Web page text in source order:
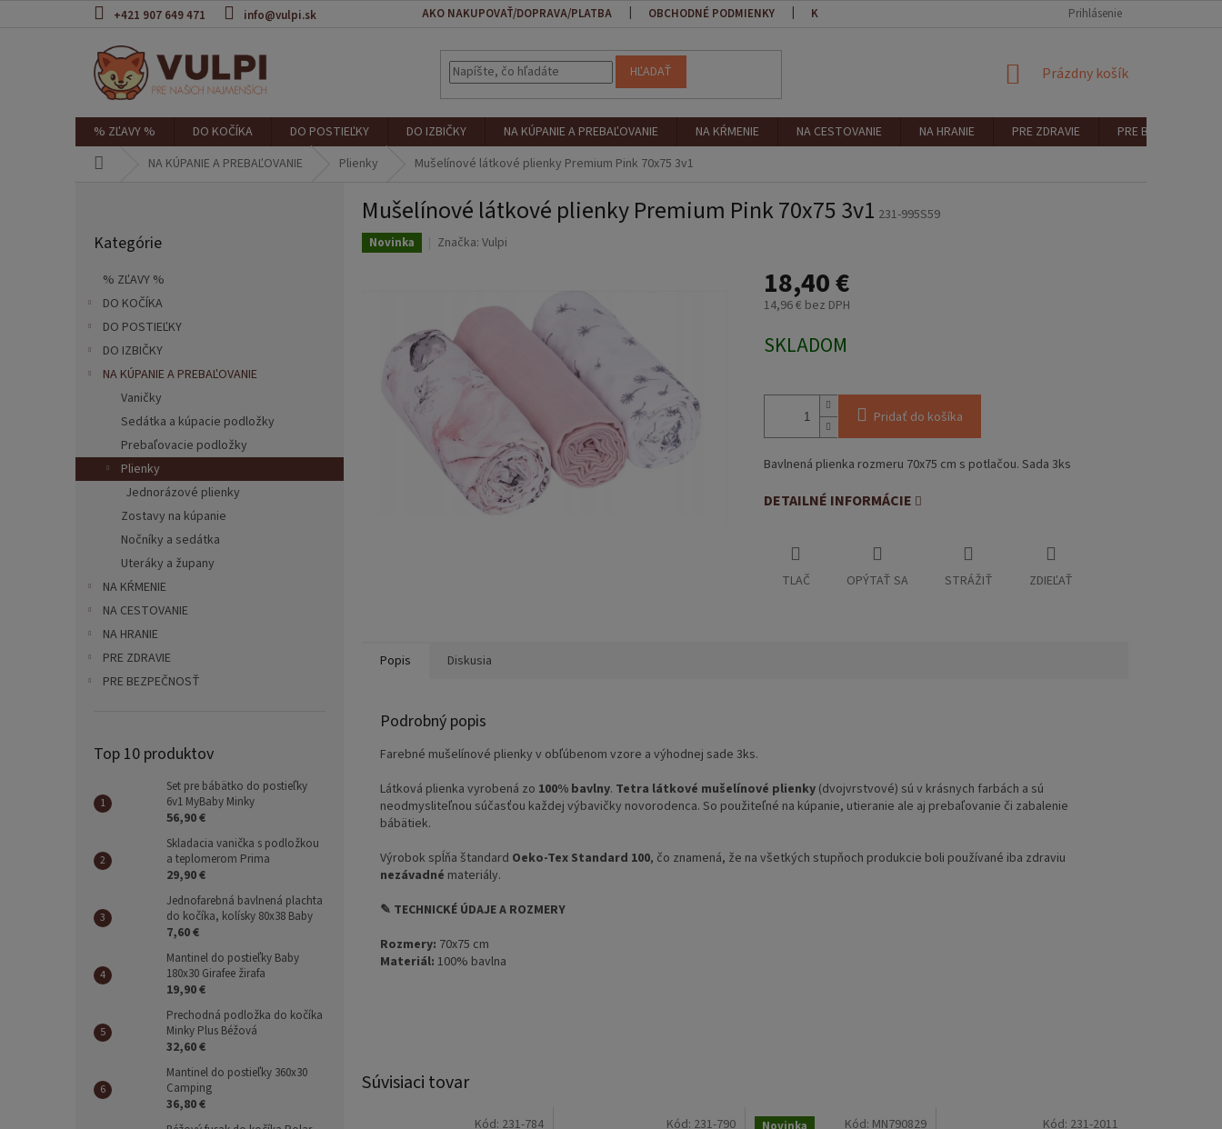
+421 907 649 471 info@vulpi.sk AKO NAKUPOVAŤ/DOPRAVA/PLATBA OBCHODNÉ PODMIENKY KONTAKT Prihlásenie
HĽADAŤ
NÁKUPNÝ
Prázdny košík
% ZĽAVY % DO KOČÍKA DO POSTIEĽKY DO IZBIČKY NA KÚPANIE A PREBAĽOVANIE NA KŔMENIE NA CESTOVANIE NA HRANIE PRE ZDRAVIE
PRE BEZPEČNOSŤ
NA KÚPANIE A PREBAĽOVANIE Plienky Mušelínové látkové plienky Premium Pink 70x75 3v1
kategórie
Kategórie
% ZĽAVY %
DO KOČÍKA
DO POSTIEĽKY
DO IZBIČKY
NA KÚPANIE A PREBAĽOVANIE
Vaničky
Sedátka a kúpacie podložky
Prebaľovacie podložky
Plienky
Jednorázové plienky
Zostavy na kúpanie
Nočníky a sedátka
Uteráky a župany
NA KŔMENIE
NA CESTOVANIE
NA HRANIE
PRE ZDRAVIE
PRE BEZPEČNOSŤ
Top 10 produktov
Set pre bábätko do postieľky
6v1 MyBaby Minky
56,90 €
Skladacia vanička s podložkou
a teplomerom Prima
29,90 €
Jednofarebná bavlnená plachta
do kočíka, kolísky 80x38 Baby
7,60 €
Mantinel do postieľky Baby
180x30 Girafee žirafa
19,90 €
Prechodná podložka do kočíka
Minky Plus Béžová
32,60 €
Mantinel do postieľky 360x30
Camping
36,80 €
Mušelínové látkové plienky Premium Pink 70x75 3v1 231-995S59
Novinka Značka: Vulpi
18,40 €
14,96 € bez DPH
cena:
SKLADOM
Pridať do košíka
Bavlnená plienka rozmeru 70x75 cm s potlačou. Sada 3ks
DETAILNÉ INFORMÁCIE
TLAČ OPÝTAŤ SA STRÁŽIŤ ZDIEĽAŤ
Súvisiaci tovar
Kód: 231-784 Kód: 231-790 Kód: MN790829 Kód: 231-2011
Popis Diskusia
Podrobný popis
Farebné mušelínové plienky v obľúbenom vzore a výhodnej sade 3ks.
Látková plienka vyrobená zo 100% bavlny. Tetra látkové mušelínové plienky (dvojvrstvové) sú v krásnych farbách a sú
neodmysliteľnou súčasťou každej výbavičky novorodenca. So použiteľné na kúpanie, utieranie ale aj prebaľovanie či zabalenie
bábätiek.
Výrobok spĺňa štandard Oeko-Tex Standard 100, čo znamená, že na všetkých stupňoch produkcie boli používané iba zdraviu
nezávadné materiály.
✎ TECHNICKÉ ÚDAJE A ROZMERY
Rozmery: 70x75 cm
Materiál: 100% bavlna